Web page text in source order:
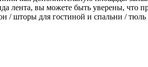
лента, вы можете быть уверены, что
/ шторы для гостиной и спальни /